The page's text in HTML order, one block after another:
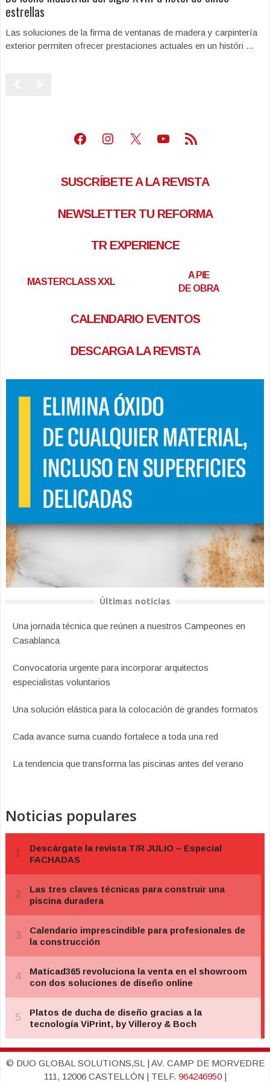
estrellas
Las soluciones de la firma de ventanas de madera y carpintería
exterior permiten ofrecer prestaciones actuales en un históri ...
Facebook
Instagram
X Youtube
Feed RSS
SUSCRÍBETE A LA REVISTA
NEWSLETTER TU REFORMA
TR EXPERIENCE
MASTERCLASS XXL
A PIE
DE OBRA
CALENDARIO EVENTOS
DESCARGA LA REVISTA
Últimas noticias
Una jornada técnica que reúnen a nuestros Campeones en
Casablanca
Convocatoria urgente para incorporar arquitectos
especialistas voluntarios
Una solución elástica para la colocación de grandes formatos
Cada avance suma cuando fortalece a toda una red
La tendencia que transforma las piscinas antes del verano
Noticias populares
© DUO GLOBAL SOLUTIONS,SL | AV. CAMP DE MORVEDRE
111, 12006 CASTELLÓN | TELF. 964246950|